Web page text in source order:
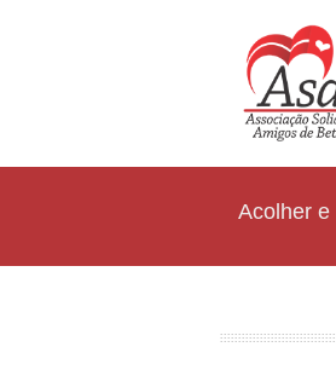
Acolher e